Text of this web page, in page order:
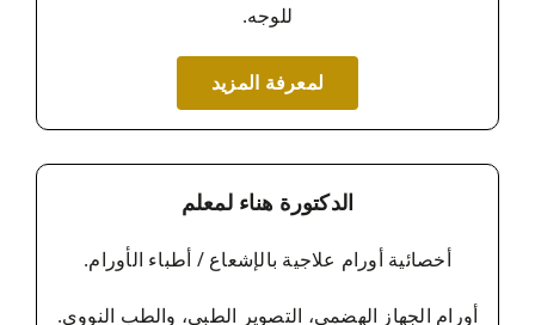
للوجه.
لمعرفة المزيد
الدكتورة هناء لمعلم
أخصائية أورام علاجية بالإشعاع / أطباء الأورام.
أورام الجهاز الهضمي، التصوير الطبي، والطب النووي.